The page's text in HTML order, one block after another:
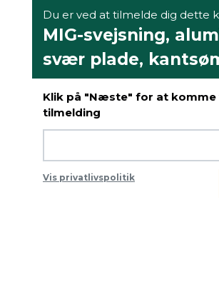
Du er ved at tilmelde dig dette
MIG-svejsning,
svær plade,
Klik på "Næste" for at komme
tilmelding
Vis privatlivspolitik